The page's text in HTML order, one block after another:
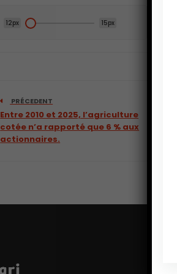
12px 15px
PRÉCEDENT
Entre 2010 et 2025, l’agriculture
cotée n’a rapporté que 6 % aux
actionnaires.